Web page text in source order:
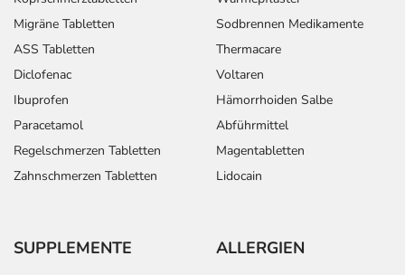
Migräne Tabletten
ASS Tabletten
Diclofenac
Ibuprofen
Paracetamol
Regelschmerzen Tabletten
Zahnschmerzen Tabletten
Sodbrennen Medikamente
Thermacare
Voltaren
Hämorrhoiden Salbe
Abführmittel
Magentabletten
Lidocain
SUPPLEMENTE ALLERGIEN